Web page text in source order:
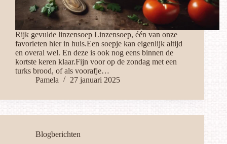
Rijk gevulde linzensoep Linzensoep, één van onze
favorieten hier in huis.Een soepje kan eigenlijk altijd
en overal wel. En deze is ook nog eens binnen de
kortste keren klaar.Fijn voor op de zondag met een
turks brood, of als voorafje…
Pamela
27 januari 2025
Blogberichten